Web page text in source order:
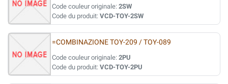
Code couleur originale: 2SW
Code du produit: VCD-TOY-2SW
=COMBINAZIONE TOY-209 / TOY-089
Code couleur originale: 2PU
Code du produit: VCD-TOY-2PU